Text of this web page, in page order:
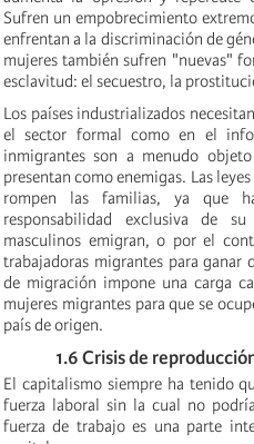
Sufren un empobrecimiento
enfrentan a la discriminación de
mujeres también sufren "nuevas"
esclavitud: el secuestro, la
Los países industrializados
el sector formal como en el
inmigrantes son a menudo
presentan como enemigas. Las
rompen las familias, ya que
responsabilidad exclusiva de
masculinos emigran, o por el
trabajadoras migrantes para ganar
de migración impone una carga
mujeres migrantes para que se
país de origen.
1.6 Crisis de
El capitalismo siempre ha tenido
fuerza laboral sin la cual no
fuerza de trabajo es una parte